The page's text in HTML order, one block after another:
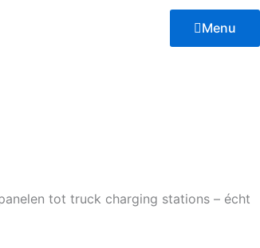
Menu
tot truck charging stations – écht